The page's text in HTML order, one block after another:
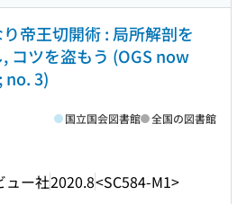
帝王切開術 : 局所解剖を
コツを盗もう (OGS now
no. 3)
ュー社2020.8<SC584-M1>
国立国会図書館 全国の図書館